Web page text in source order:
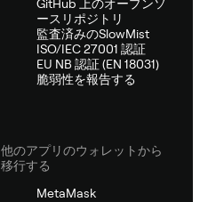
GitHub 上のオープンソ
ースリポジトリ
監査済みのSlowMist
ISO/IEC 27001 認証
EU NB 認証 (EN 18031)
脆弱性を報告する
他のアプリのウォレットから
移行する
MetaMask